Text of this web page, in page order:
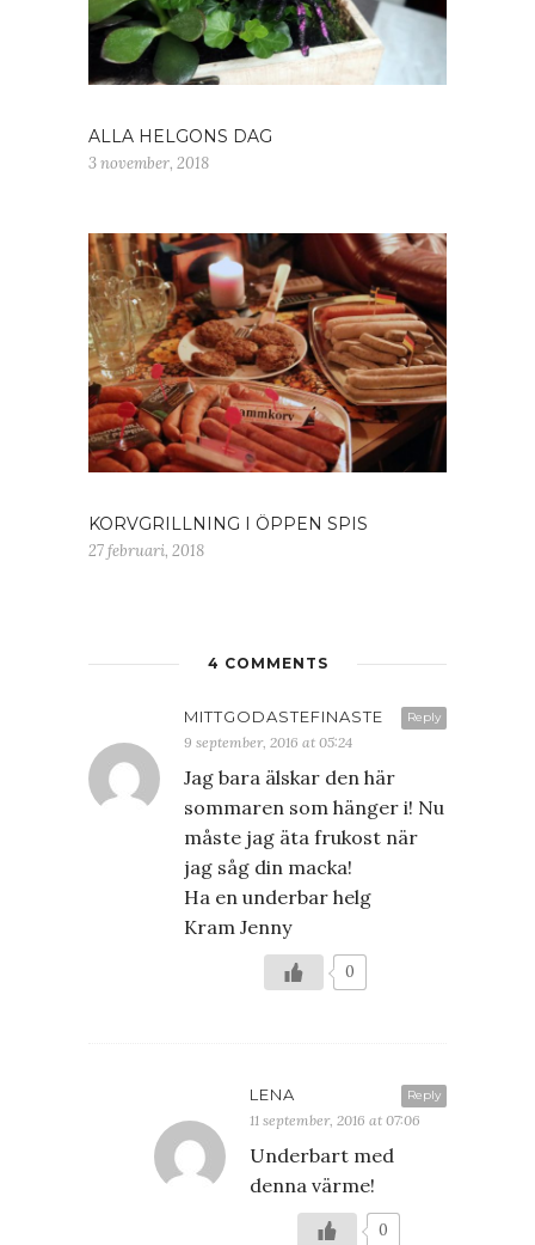
ALLA HELGONS DAG
3 november, 2018
KORVGRILLNING I ÖPPEN SPIS
27 februari, 2018
4 COMMENTS
Reply
MITTGODASTEFINASTE
9 september, 2016 at 05:24
Jag bara älskar den här
sommaren som hänger i! Nu
måste jag äta frukost när
jag såg din macka!
Ha en underbar helg
Kram Jenny
0
Reply
LENA
11 september, 2016 at 07:06
Underbart med
denna värme!
0